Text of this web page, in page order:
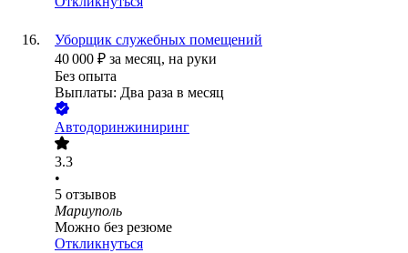
Уборщик служебных помещений
40 000 ₽ за месяц, на руки
Без опыта
Выплаты: Два раза в месяц
Автодоринжиниринг
3.3
•
5 отзывов
Мариуполь
Можно без резюме
Откликнуться